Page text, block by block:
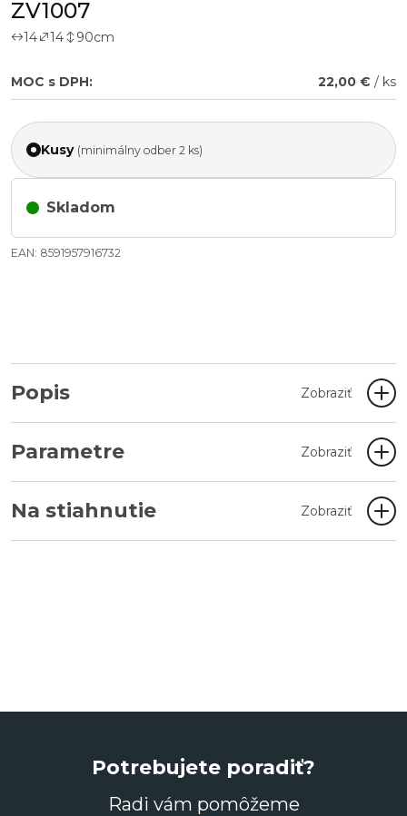
ZV1007
14 14 90cm
MOC s DPH: 22,00 € / ks
Kusy (minimálny odber 2 ks)
Skladom
EAN: 8591957916732
Popis Zobraziť
Parametre Zobraziť
Na stiahnutie Zobraziť
Potrebujete poradiť?
Radi vám pomôžeme